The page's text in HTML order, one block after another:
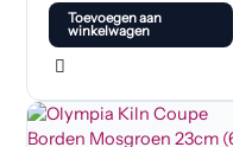
Toevoegen aan
winkelwagen